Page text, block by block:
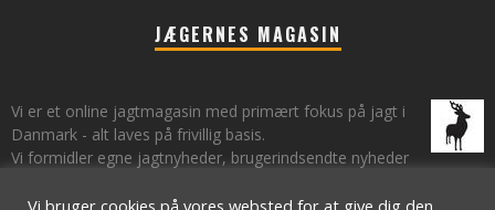
JÆGERNES MAGASIN
Vi er et online jagtmagasin med primært fokus på jagt i
Danmark - alt laves på frivillig basis.
Vi formidler egne jagtnyheder, brugerindsendte nyheder
om jagt.
Vi bruger cookies på vores websted for at give dig den